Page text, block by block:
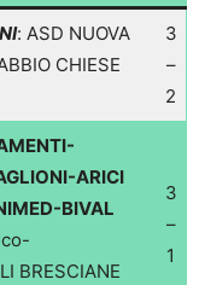
: ASD NUOVA
CHIESE
3
–
2
ARICI
BIVAL
BRESCIANE
3
–
1